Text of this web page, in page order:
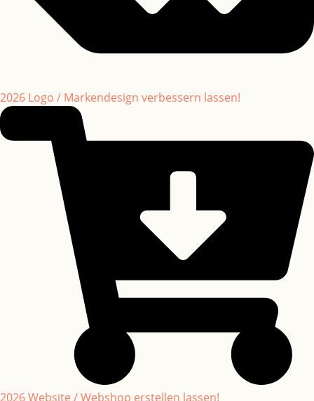
2026 Logo / Markendesign verbessern lassen!
2026 Website / Webshop erstellen lassen!